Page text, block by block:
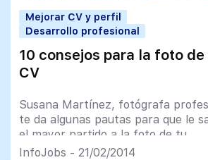
Mejorar CV y perfil
Desarrollo profesional
10 consejos para la foto de
CV
Susana Martínez, fotógrafa
te da algunas pautas para que le
el mayor partido a la foto de tu
currículum y transmitas una imagen
InfoJobs - 21/02/2014